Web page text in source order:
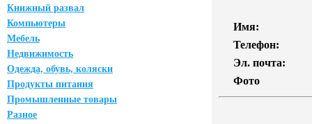
Книжный развал
Компьютеры
Мебель
Недвижимость
Одежда, обувь, коляски
Продукты питания
Промышленные товары
Разное
Имя:
Телефон:
Эл. почта:
Фото